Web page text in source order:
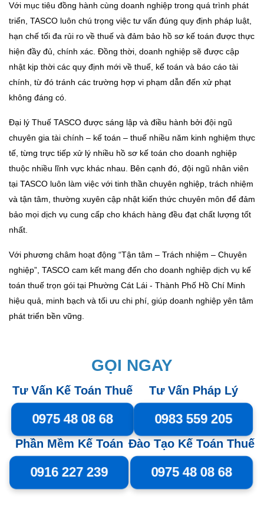
Với mục tiêu đồng hành cùng doanh nghiệp trong quá trình phát
triển, TASCO luôn chú trọng việc tư vấn đúng quy định pháp luật,
hạn chế tối đa rủi ro về thuế và đảm bảo hồ sơ kế toán được thực
hiện đầy đủ, chính xác. Đồng thời, doanh nghiệp sẽ được cập
nhật kịp thời các quy định mới về thuế, kế toán và báo cáo tài
chính, từ đó tránh các trường hợp vi phạm dẫn đến xử phạt
không đáng có.
Đại lý Thuế TASCO được sáng lập và điều hành bởi đội ngũ
chuyên gia tài chính – kế toán – thuế nhiều năm kinh nghiệm thực
tế, từng trực tiếp xử lý nhiều hồ sơ kế toán cho doanh nghiệp
thuộc nhiều lĩnh vực khác nhau. Bên cạnh đó, đội ngũ nhân viên
tại TASCO luôn làm việc với tinh thần chuyên nghiệp, trách nhiệm
và tận tâm, thường xuyên cập nhật kiến thức chuyên môn để đảm
bảo mọi dịch vụ cung cấp cho khách hàng đều đạt chất lượng tốt
nhất.
Với phương châm hoạt động “Tận tâm – Trách nhiệm – Chuyên
nghiệp”, TASCO cam kết mang đến cho doanh nghiệp dịch vụ kế
toán thuế trọn gói tại Phường Cát Lái - Thành Phố Hồ Chí Minh
hiệu quả, minh bạch và tối ưu chi phí, giúp doanh nghiệp yên tâm
phát triển bền vững.
GỌI NGAY
Tư Vấn Kế Toán Thuế
0975 48 08 68
Tư Vấn Pháp Lý
0983 559 205
Phần Mềm Kế Toán
0916 227 239
Đào Tạo Kế Toán Thuế
0975 48 08 68